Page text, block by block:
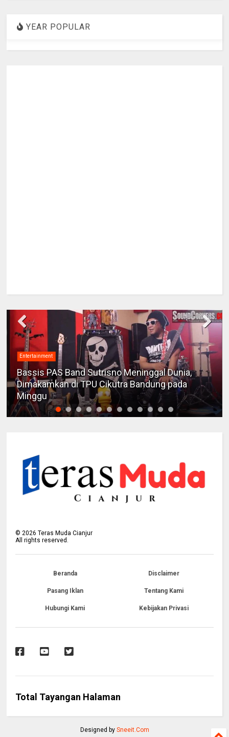
YEAR POPULAR
Entertainment
Bassis PAS Band Sutrisno Meninggal Dunia,
Dimakamkan di TPU Cikutra Bandung pada
Minggu
©2026 Teras Muda Cianjur
All rights reserved.
Beranda Disclaimer
Pasang Iklan Tentang Kami
Hubungi Kami Kebijakan Privasi
Total Tayangan Halaman
Designed by Sneeit.Com